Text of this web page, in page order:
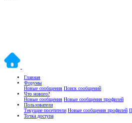
Главная
Форумы
Новые сообщения Поиск сообщений
Что нового?
Новые сообщения Новые сообщения профилей
Пользователи
Текущие посетители Новые сообщения профилей
Точка доступа